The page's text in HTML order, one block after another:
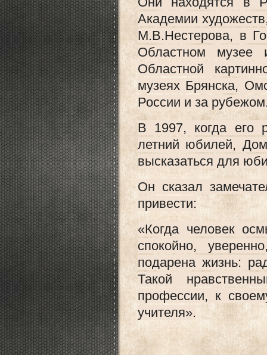
Академии
М.В.Нестерова, в
Областном музее
Областной
музеях Брянска,
России и за
В 1997, когда его
летний юбилей,
высказаться для
Он сказал
привести:
«Когда человек
спокойно,
подарена жизнь:
Такой
профессии, к
учителя».